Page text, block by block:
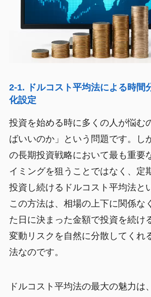
2-1. ドルコスト平均法による時間
化設定
投資を始める時に多くの人が悩む
ばいいのか」という問題です。し
の長期投資戦略において最も重要
イミングを狙うことではなく、定
投資し続けるドルコスト平均法と
この方法は、相場の上下に関係な
た日に決まった金額で投資を続け
変動リスクを自然に分散してくれ
法なのです。
ドルコスト平均法の最大の魅力は